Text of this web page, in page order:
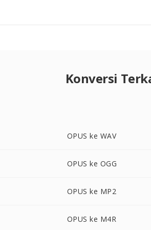
Konversi
OPUS ke WAV
OPUS ke OGG
OPUS ke MP2
OPUS ke M4R